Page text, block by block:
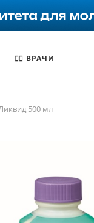
🧑‍⚕️ ВРАЧИ
500 мл